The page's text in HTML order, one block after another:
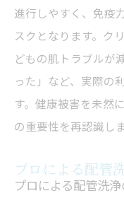
進行しやすく、免疫
スクとなります。ク
どもの肌トラブルが
った」など、実際の
す。健康被害を未然
の重要性を再認識し
プロによる配管
プロによる配管洗